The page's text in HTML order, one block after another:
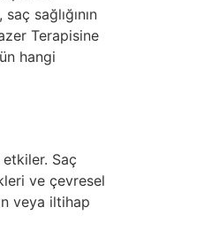
sağlığının
Terapisine
hangi
Saç
ve çevresel
veya iltihap